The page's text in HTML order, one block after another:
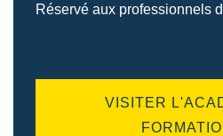
Réservé aux professionnels
VISITER